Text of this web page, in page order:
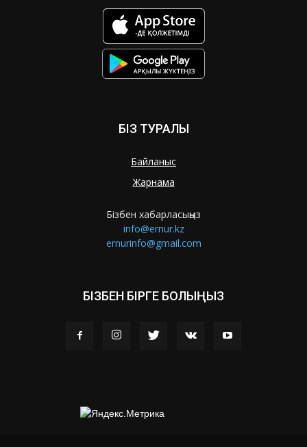
БІЗ ТУРАЛЫ
Байланыс
Жарнама
Бізбен хабарласыңыз
info@ernur.kz
ernurinfo@gmail.com
БІЗБЕН БІРГЕ БОЛЫҢЫЗ